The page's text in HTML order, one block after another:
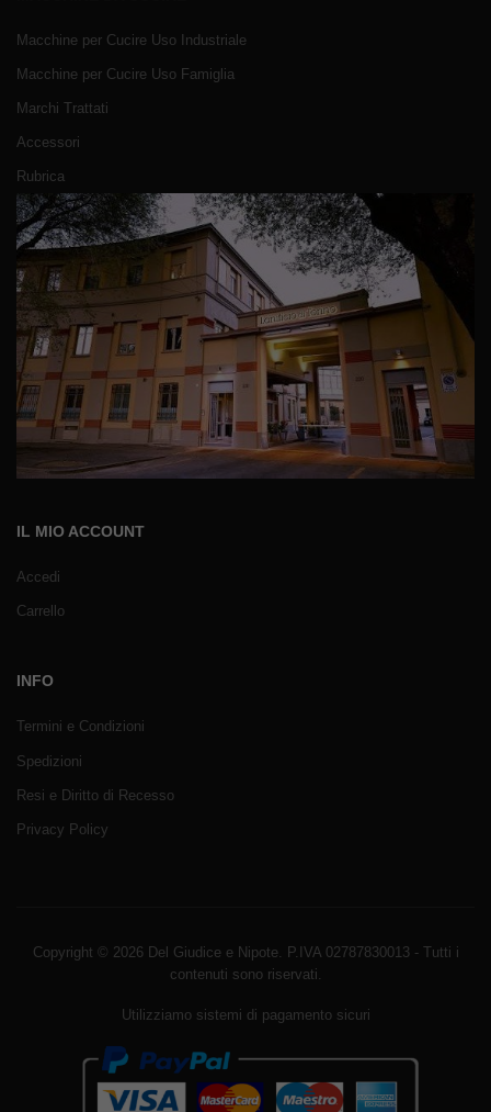
Macchine per Cucire Uso Industriale
Macchine per Cucire Uso Famiglia
Marchi Trattati
Accessori
Rubrica
IL MIO ACCOUNT
Accedi
Carrello
INFO
Termini e Condizioni
Spedizioni
Resi e Diritto di Recesso
Privacy Policy
Copyright © 2026 Del Giudice e Nipote. P.IVA 02787830013 - Tutti i
contenuti sono riservati.
Utilizziamo sistemi di pagamento sicuri